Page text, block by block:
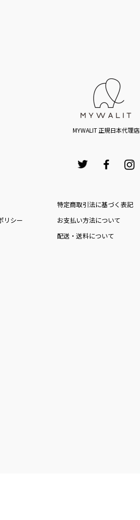
MYWALIT 正規日本代理店
リシー
特定商取引法に基づく表記
お⽀払い⽅法について
配送・送料について